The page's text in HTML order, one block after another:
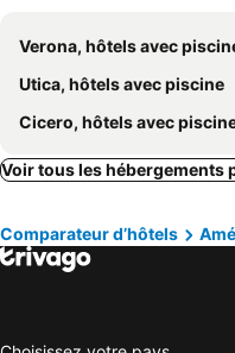
Verona, hôtels avec
Utica, hôtels avec piscine
Cicero, hôtels avec
Voir tous les hébergements
Comparateur d’hôtels